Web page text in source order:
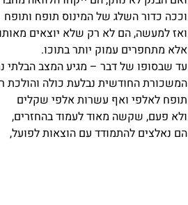
וככה כדור השלג של המינוס תופח ותופח
ואז למעשה, הם לא רק שלא יוצאים
אלא מתחפרים עמוק יותר בתוכו.
עד שבסופו של דבר – מגיע המצב הבלתי
המשכורת החודשית נבלעת כולה והולכת
תופח לאלפי ואף עשרות אלפי שקלים
ולא פעם, שקשה מאוד לעמוד בהחזרים,
הם נאלצים להתמודד עם הוצאות לפועל,